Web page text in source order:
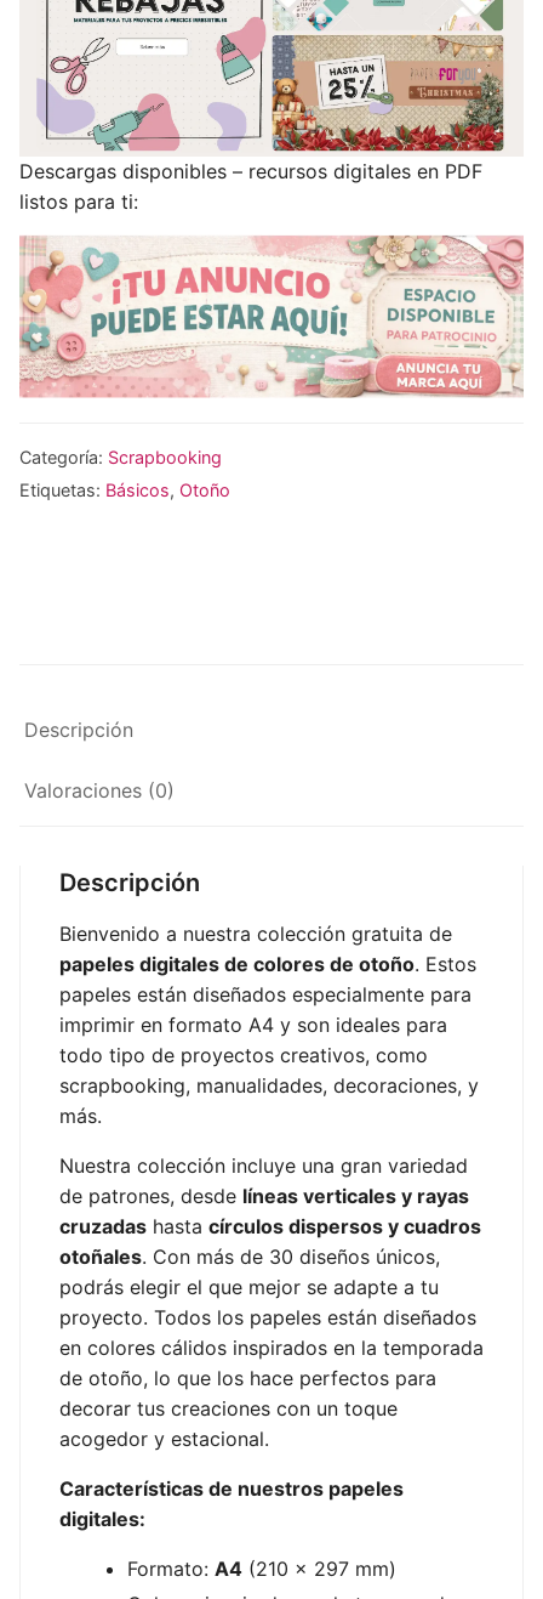
Descargas disponibles – recursos digitales en PDF
listos para ti:
Categoría: Scrapbooking
Etiquetas: Básicos, Otoño
Descripción
Valoraciones (0)
Descripción
Bienvenido a nuestra colección gratuita de
papeles digitales de colores de otoño. Estos
papeles están diseñados especialmente para
imprimir en formato A4 y son ideales para
todo tipo de proyectos creativos, como
scrapbooking, manualidades, decoraciones, y
más.
Nuestra colección incluye una gran variedad
de patrones, desde líneas verticales y rayas
cruzadas hasta círculos dispersos y cuadros
otoñales. Con más de 30 diseños únicos,
podrás elegir el que mejor se adapte a tu
proyecto. Todos los papeles están diseñados
en colores cálidos inspirados en la temporada
de otoño, lo que los hace perfectos para
decorar tus creaciones con un toque
acogedor y estacional.
Características de nuestros papeles
digitales:
Formato: A4 (210 x 297 mm)